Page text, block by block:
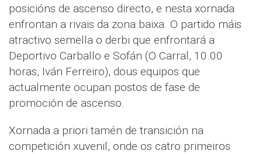
posicións de ascenso directo, e nesta xornada
enfrontan a rivais da zona baixa. O partido máis
atractivo semella o derbi que enfrontará a
Deportivo Carballo e Sofán (O Carral, 10.00
horas, Iván Ferreiro), dous equipos que
actualmente ocupan postos de fase de
promoción de ascenso.
Xornada a priori tamén de transición na
competición xuvenil, onde os catro primeiros